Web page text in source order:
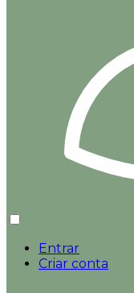
Entrar
Criar conta